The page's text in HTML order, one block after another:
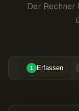
Der
1 Erfassen